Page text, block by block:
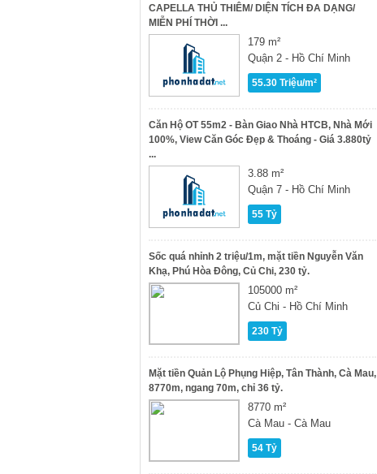
CAPELLA THỦ THIÊM/ DIỆN TÍCH ĐA DẠNG/
MIỄN PHÍ THỜI ...
179 m²
Quận 2 - Hồ Chí Minh
55.30 Triệu/m²
Căn Hộ OT 55m2 - Bàn Giao Nhà HTCB, Nhà Mới
100%, View Căn Góc Đẹp & Thoáng - Giá 3.880tỷ
...
3.88 m²
Quận 7 - Hồ Chí Minh
55 Tỷ
Sốc quá nhỉnh 2 triệu/1m, mặt tiền Nguyễn Văn
Khạ, Phú Hòa Đông, Củ Chi, 230 tỷ.
105000 m²
Củ Chi - Hồ Chí Minh
230 Tỷ
Mặt tiền Quản Lộ Phụng Hiệp, Tân Thành, Cà Mau,
8770m, ngang 70m, chỉ 36 tỷ.
8770 m²
Cà Mau - Cà Mau
54 Tỷ